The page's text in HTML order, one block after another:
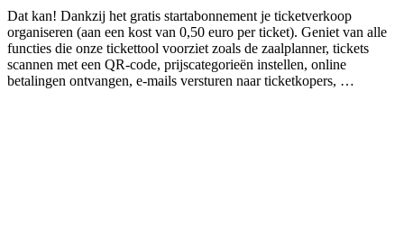
Dat kan! Dankzij het gratis startabonnement je ticketverkoop
organiseren (aan een kost van 0,50 euro per ticket). Geniet van alle
functies die onze tickettool voorziet zoals de zaalplanner, tickets
scannen met een QR-code, prijscategorieën instellen, online
betalingen ontvangen, e-mails versturen naar ticketkopers, …